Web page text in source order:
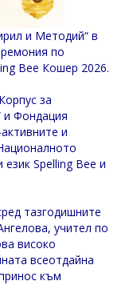
и Методий“ в
по
Bee Кошер 2026.
за
и Фондация
и
език Spelling Bee и
тазгодишните
учител по
високо
всеотдайна
към